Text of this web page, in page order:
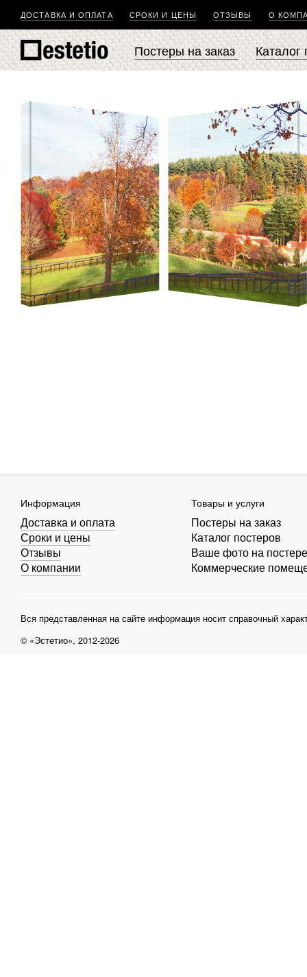
ДОСТАВКА И ОПЛАТА СРОКИ И ЦЕНЫ ОТЗЫВЫ О
Постеры на заказ Каталог
Информация
Доставка и оплата
Сроки и цены
Отзывы
О компании
Товары и услуги
Постеры на заказ
Каталог постеров
Ваше фото на постере
Коммерческие
Вся представленная на сайте информация носит справочный
© «Эстетио», 2012-2026